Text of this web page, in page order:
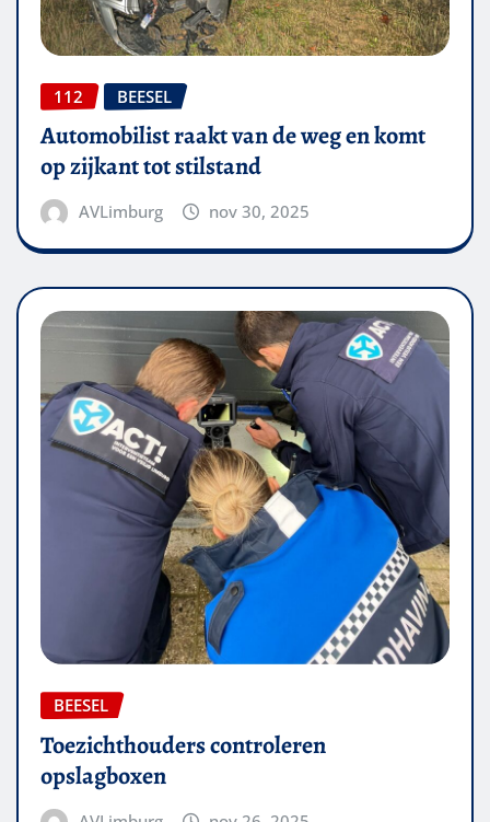
112 BEESEL
Automobilist raakt van de weg en komt
op zijkant tot stilstand
AVLimburg nov 30, 2025
BEESEL
Toezichthouders controleren
opslagboxen